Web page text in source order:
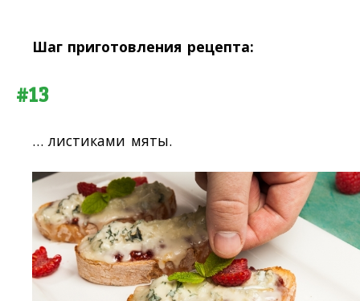
Шаг приготовления рецепта:
#13
… листиками мяты.